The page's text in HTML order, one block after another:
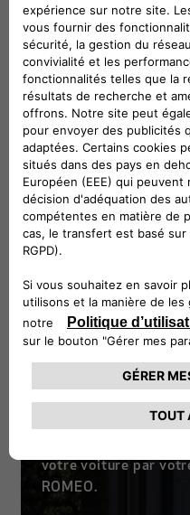
Alfa Romeo Reprise
vous permet
estimation de reprise
EN SAVOIR PLUS
ROMEO
ALFA ROMEO VOUS
L’ESTIMATION DE
votre voiture par
ROMEO.